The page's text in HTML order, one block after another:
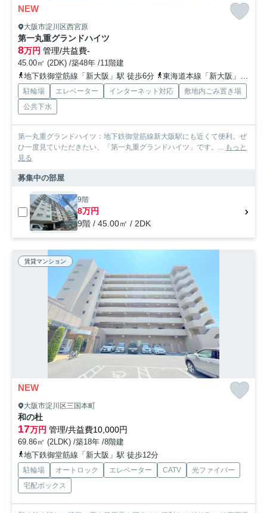
NEW
大阪市淀川区西宮原
第一丸重グランドハイツ
8万円 管理/共益費-
45.00㎡ (2DK) /築48年 /11階建
地下鉄御堂筋線「新大阪」駅 徒歩6分
東海道本線「新大阪」駅 徒歩7分
駐輪場 エレベーター インターネット対応
敷地内ごみ置き場
公共下水
第一丸重グランドハイツ：地下鉄御堂筋線新大阪駅にも近くて便利。ぜ
ひ一度見ていただきたい、「第一丸重グランドハイツ」です。... もっと
見る
募集中の部屋
9階
8万円
9階 / 45.00㎡ / 2DK
賃貸マンション
NEW
大阪市淀川区三国本町
和の杜
17万円 管理/共益費10,000円
69.86㎡ (2LDK) /築18年 /8階建
地下鉄御堂筋線「新大阪」駅 徒歩12分
駐輪場 オートロック エレベーター CATV
光ファイバー
宅配ボックス